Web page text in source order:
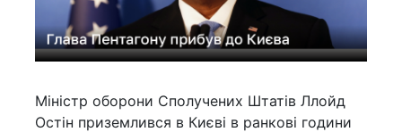
Міністр оборони Сполучених Штатів Ллойд
Остін приземлився в Києві в ранкові години